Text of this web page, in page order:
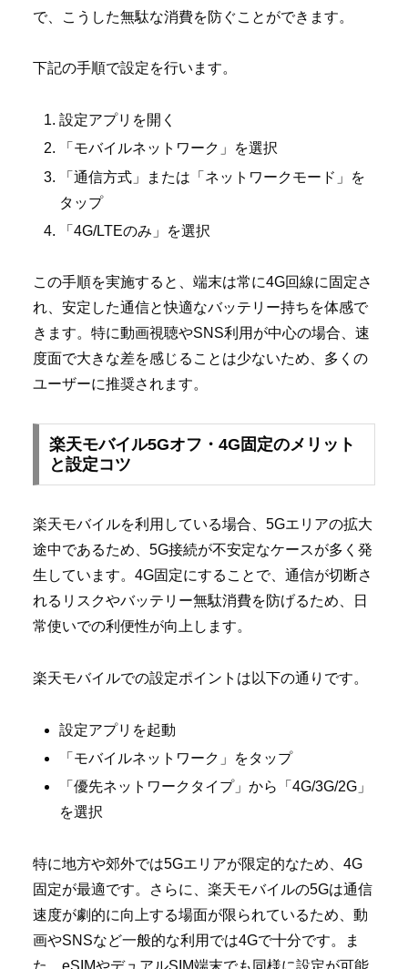
で、こうした無駄な消費を防ぐことができます。
下記の手順で設定を行います。
設定アプリを開く
「モバイルネットワーク」を選択
「通信方式」または「ネットワークモード」を
タップ
「4G/LTEのみ」を選択
この手順を実施すると、端末は常に4G回線に固定さ
れ、安定した通信と快適なバッテリー持ちを体感で
きます。特に動画視聴やSNS利用が中心の場合、速
度面で大きな差を感じることは少ないため、多くの
ユーザーに推奨されます。
楽天モバイル5Gオフ・4G固定のメリット
と設定コツ
楽天モバイルを利用している場合、5Gエリアの拡大
途中であるため、5G接続が不安定なケースが多く発
生しています。4G固定にすることで、通信が切断さ
れるリスクやバッテリー無駄消費を防げるため、日
常使いでの利便性が向上します。
楽天モバイルでの設定ポイントは以下の通りです。
設定アプリを起動
「モバイルネットワーク」をタップ
「優先ネットワークタイプ」から「4G/3G/2G」
を選択
特に地方や郊外では5Gエリアが限定的なため、4G
固定が最適です。さらに、楽天モバイルの5Gは通信
速度が劇的に向上する場面が限られているため、動
画やSNSなど一般的な利用では4Gで十分です。ま
た、eSIMやデュアルSIM端末でも同様に設定が可能